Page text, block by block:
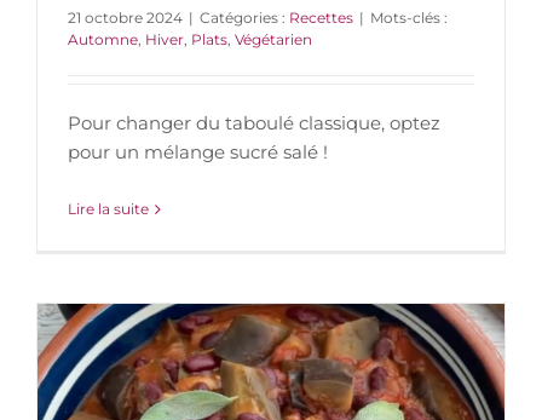
21 octobre 2024 | Catégories : Recettes | Mots-clés :
Automne, Hiver, Plats, Végétarien
Pour changer du taboulé classique, optez
pour un mélange sucré salé !
Lire la suite